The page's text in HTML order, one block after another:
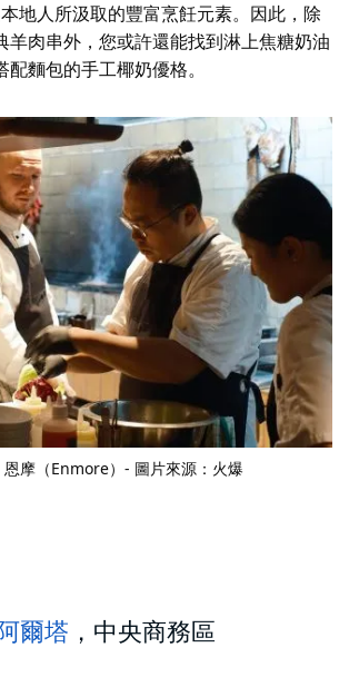
地人所汲取的豐富烹飪元素。因此，除
羊肉串外，您或許還能找到淋上焦糖奶油
麵包的手工椰奶優格。
恩摩（Enmore）- 圖片來源：火爆
阿爾塔 ，中央商務區